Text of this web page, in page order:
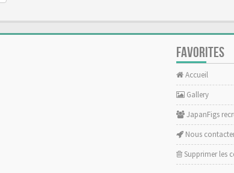
FAVORITES
Accueil
Gallery
JapanFigs
Nous
Supprimer les